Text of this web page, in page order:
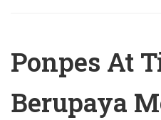
Ponpes At
Berupaya